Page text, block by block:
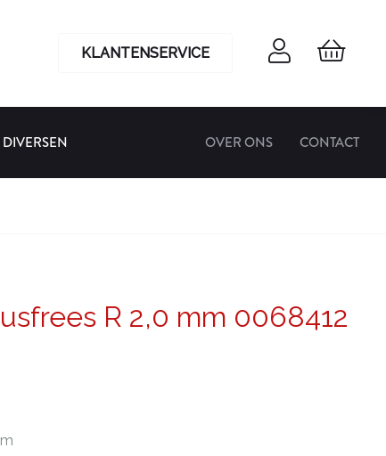
KLANTENSERVICE
DIVERSEN OVER ONS CONTACT
R 2,0 mm 0068412